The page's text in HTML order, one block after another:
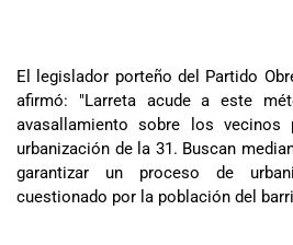
El legislador porteño del Partido
afirmó: "Larreta acude a este
avasallamiento sobre los vecinos
urbanización de la 31. Buscan
garantizar un proceso de
cuestionado por la población del